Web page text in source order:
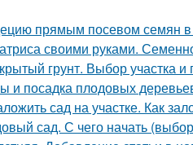
прямым посевом семян
своими руками.
грунт. Выбор участка и
и посадка плодовых
сад на участке. Как
сад. С чего начать